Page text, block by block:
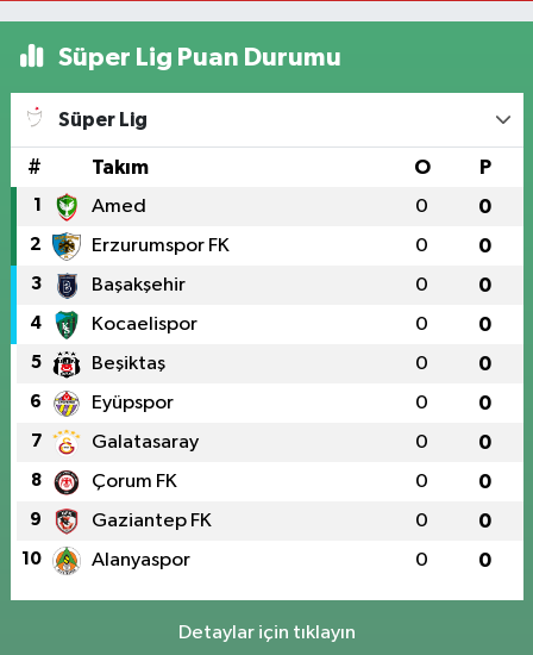
Süper Lig Puan Durumu
Süper Lig
# Takım O P
1 Amed 0 0
2 Erzurumspor FK 0 0
3 Başakşehir 0 0
4 Kocaelispor 0 0
5 Beşiktaş 0 0
6 Eyüpspor 0 0
7 Galatasaray 0 0
8 Çorum FK 0 0
9 Gaziantep FK 0 0
10 Alanyaspor 0 0
Detaylar için tıklayın